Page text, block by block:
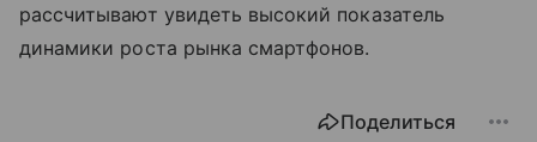
рассчитывают увидеть высокий показатель
динамики роста рынка смартфонов.
Поделиться